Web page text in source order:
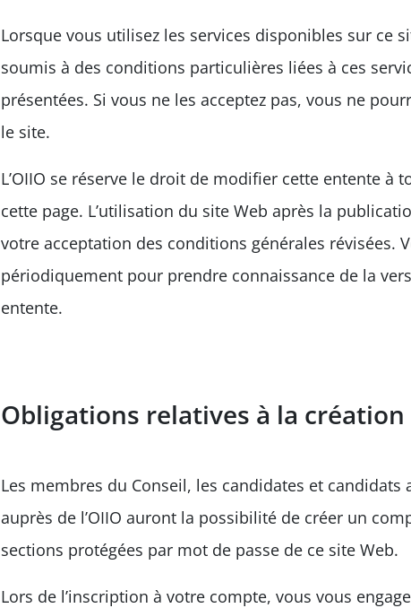
Lorsque vous utilisez les services disponibles sur ce
soumis à des conditions particulières liées à ces
présentées. Si vous ne les acceptez pas, vous ne
le site.
L’OIIO se réserve le droit de modifier cette entente
cette page. L’utilisation du site Web après la
votre acceptation des conditions générales révisées.
périodiquement pour prendre connaissance de la
entente.
Obligations relatives à la création
Les membres du Conseil, les candidates et
auprès de l’OIIO auront la possibilité de créer un
sections protégées par mot de passe de ce site Web.
Lors de l’inscription à votre compte, vous vous